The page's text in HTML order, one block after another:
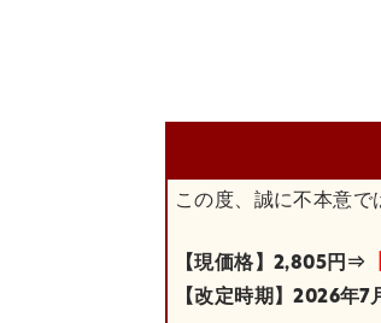
この度、誠に不本意で
【現価格】2,805円⇒
【改定時期】2026年7